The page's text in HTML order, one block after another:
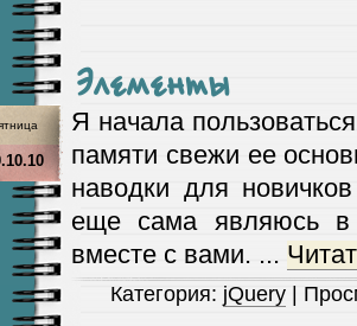
Элементы
Я начала
памяти свежи ее
наводки для
еще сама являюсь в
вместе с вами. ...
Категория: jQuery |